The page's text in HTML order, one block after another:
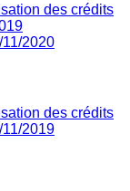
des crédits
2020
des crédits
2019